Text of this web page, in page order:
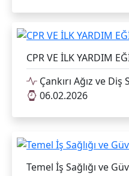
CPR VE İLK YARDIM
Çankırı Ağız ve Diş
06.02.2026
Temel İş Sağlığı ve